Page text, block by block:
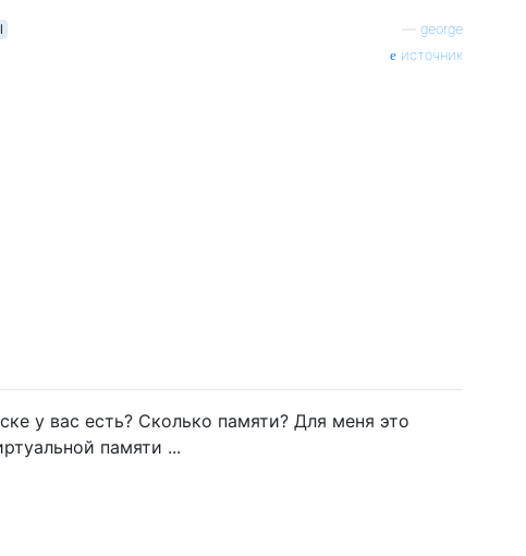
george
источник
у вас есть? Сколько памяти? Для меня это
памяти ...